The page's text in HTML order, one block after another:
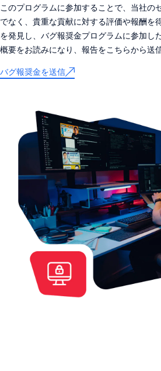
このプログラムに参加することで、当社の
でなく、貴重な貢献に対する評価や報酬を
を発見し、バグ報奨金プログラムに参加し
概要をお読みになり、報告をこちらから送
バグ報奨金を送信